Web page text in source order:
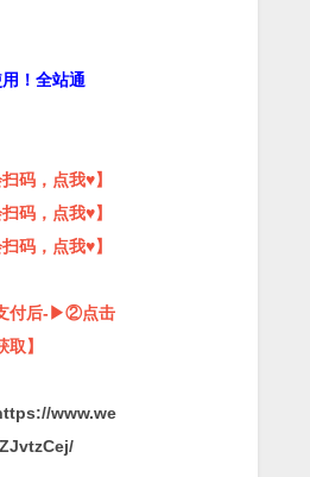
用！全站通
码，点我♥】
码，点我♥】
码，点我♥】
付后-▶②点击
】
www.we